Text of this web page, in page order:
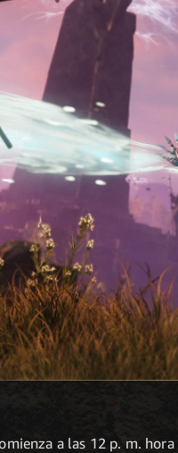
a las 12 p. m.